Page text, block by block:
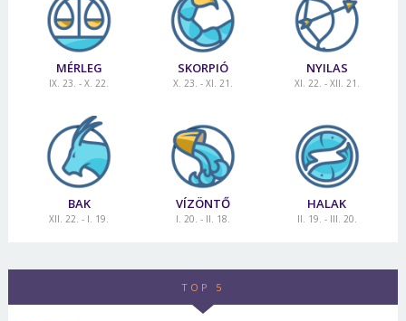
MÉRLEG
IX. 23. - X. 22.
SKORPIÓ
X. 23. - XI. 21.
NYILAS
XI. 22. - XII. 21.
BAK
XII. 22. - I. 19.
VÍZÖNTŐ
I. 20. - II. 18.
HALAK
II. 19. - III. 20.
TOP 5